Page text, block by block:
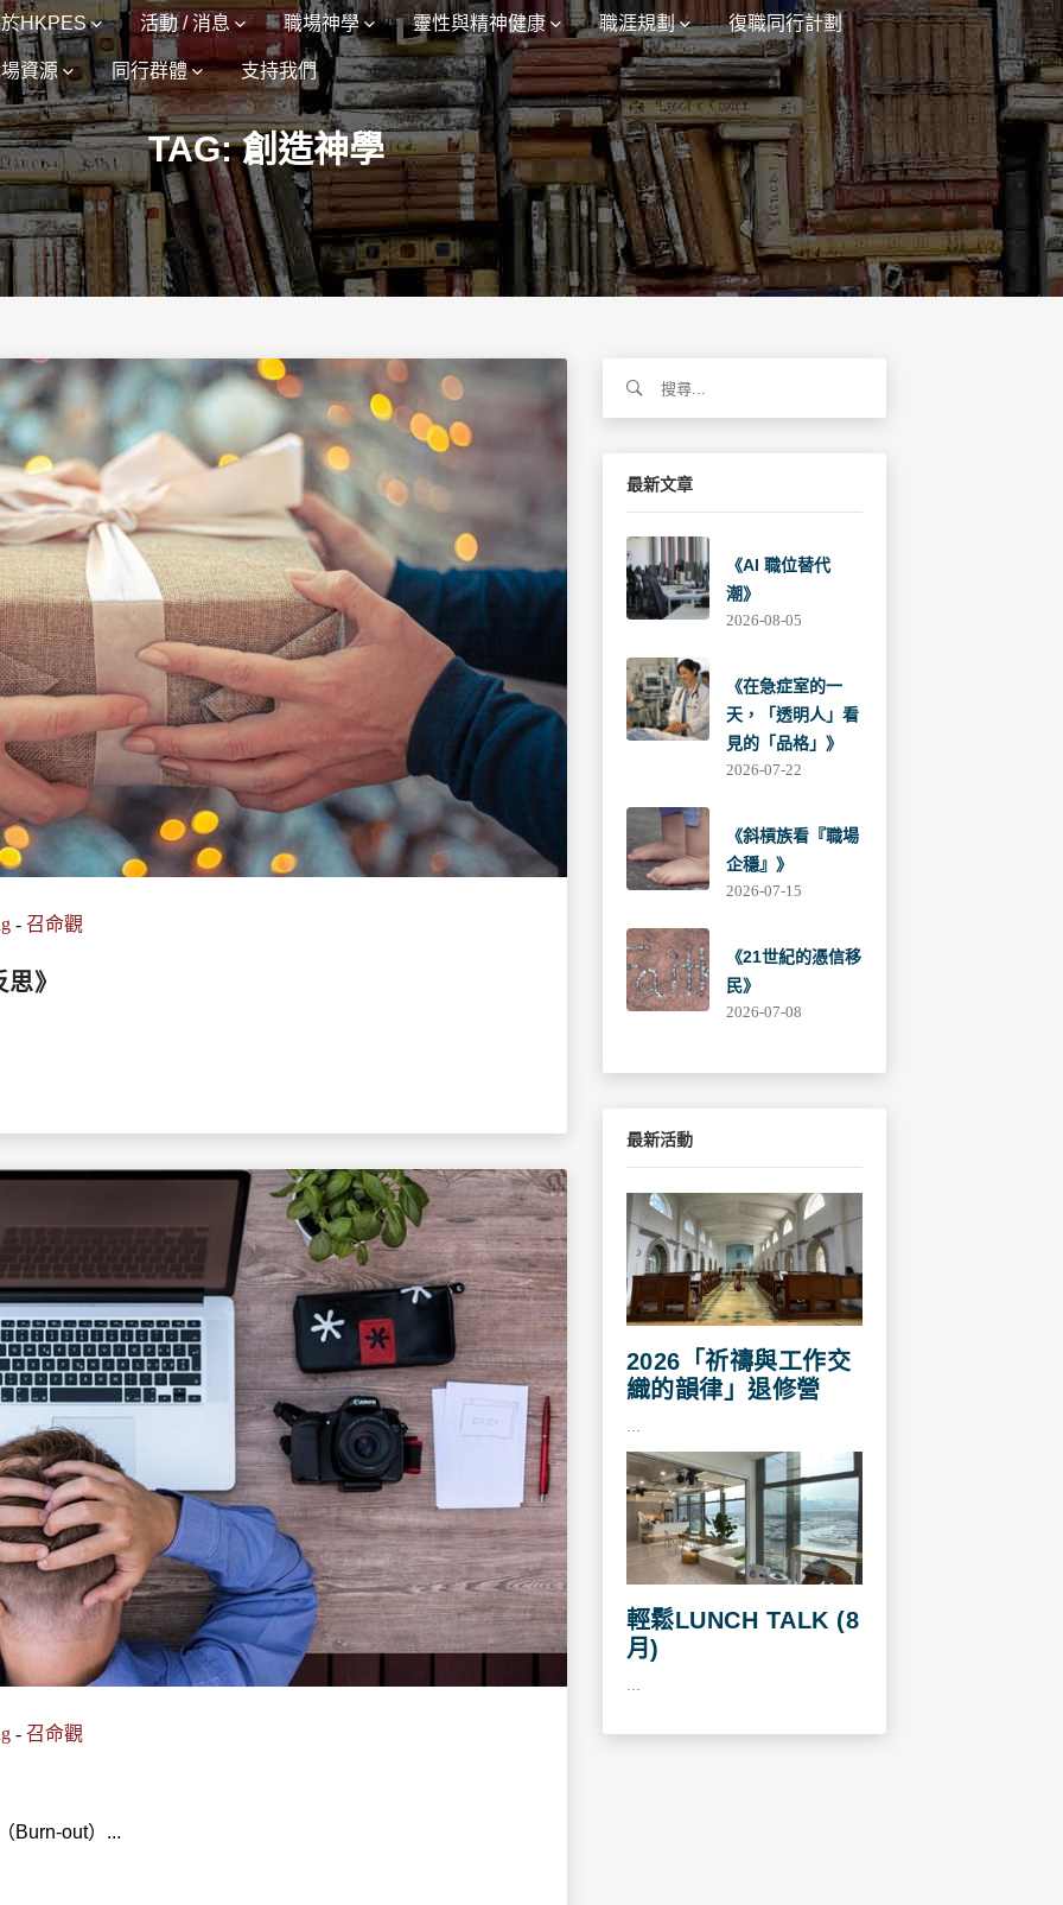
HKPES 活動 / 消息 職場神學 靈性與精神健康 職涯規劃 復職同行計劃
資源 同行群體 支持我們
TAG: 創造神學
-召命觀
》
-召命觀
Burn-out）...
關
最新文章
《AI 職位替代
潮》
2026-08-05
《在急症室的一
天，「透明人」看
見的「品格」》
2026-07-22
《斜槓族看『職場
企穩』》
2026-07-15
《21世紀的憑信移
民》
2026-07-08
最新活動
2026「祈禱與工作交
織的韻律」退修營
輕鬆LUNCH TALK (8
月)